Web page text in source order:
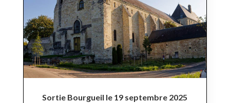
Sortie Bourgueil le 19 septembre 2025